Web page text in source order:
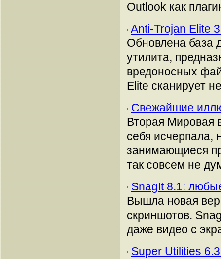
Outlook как
Anti-Trojan Elite
Обновлена база
утилита,
вредоносных
Elite сканирует
Свежайшие
Вторая Мировая
себя исчерпала,
занимающиеся
так совсем не
SnagIt 8.1:
Вышла новая
скриншотов.
даже видео с
Super Utilities